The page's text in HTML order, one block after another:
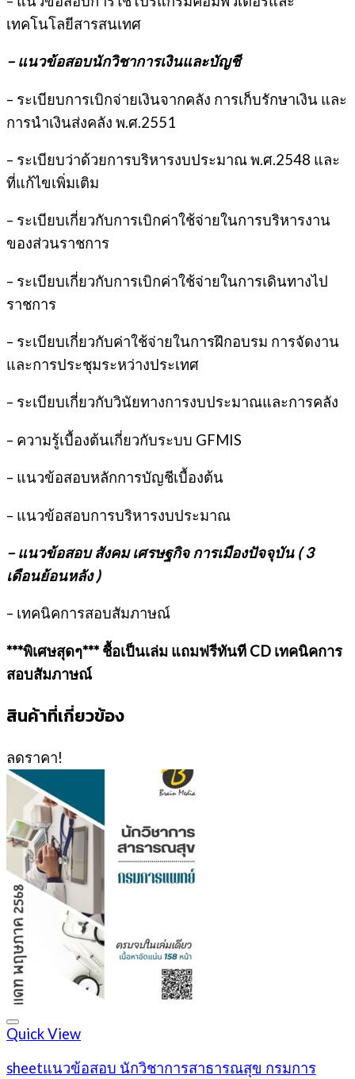
เทคโนโลยีสารสนเทศ
– แนวข้อสอบนักวิชาการเงินและบัญชี
– ระเบียบการเบิกจ่ายเงินจากคลัง การเก็บรักษาเงิน และ
การนำเงินส่งคลัง พ.ศ.2551
– ระเบียบว่าด้วยการบริหารงบประมาณ พ.ศ.2548 และ
ที่แก้ไขเพิ่มเติม
– ระเบียบเกี่ยวกับการเบิกค่าใช้จ่ายในการบริหารงาน
ของส่วนราชการ
– ระเบียบเกี่ยวกับการเบิกค่าใช้จ่ายในการเดินทางไป
ราชการ
– ระเบียบเกี่ยวกับค่าใช้จ่ายในการฝึกอบรม การจัดงาน
และการประชุมระหว่างประเทศ
– ระเบียบเกี่ยวกับวินัยทางการงบประมาณและการคลัง
– ความรู้เบื้องต้นเกี่ยวกับระบบ GFMIS
– แนวข้อสอบหลักการบัญชีเบื้องต้น
– แนวข้อสอบการบริหารงบประมาณ
– แนวข้อสอบ สังคม เศรษฐกิจ การเมืองปัจจุบัน ( 3
เดือนย้อนหลัง )
– เทคนิคการสอบสัมภาษณ์
***พิเศษสุดๆ*** ชื้อเป็นเล่ม แถมฟรีทันที CD เทคนิคการ
สอบสัมภาษณ์
สินค้าที่เกี่ยวข้อง
ลดราคา!
Quick View
sheetแนวข้อสอบ นักวิชาการสาธารณสุข กรมการ